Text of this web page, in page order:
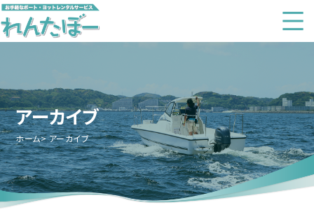
アーカイブ
ホーム アーカイブ